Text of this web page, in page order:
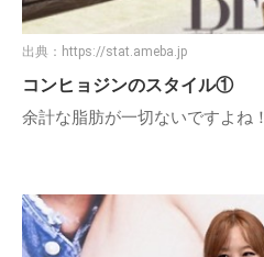
出典： https://stat.ameba.jp
コンヒョジンのスタイル①
余計な脂肪が一切ないですよね！